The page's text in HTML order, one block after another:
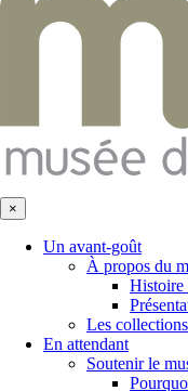
×
Un avant-goût
À propos du
Histoire
Les
En attendant
Soutenir le